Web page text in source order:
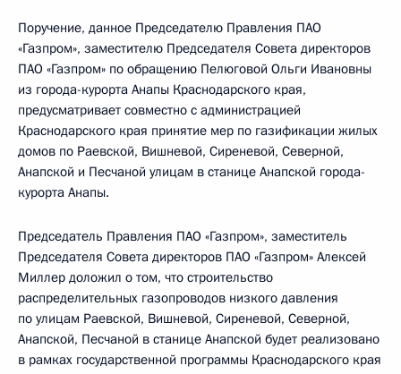
Поручение, данное Председателю Правления ПАО
«Газпром», заместителю Председателя Совета директоров
ПАО «Газпром» по обращению Пелюговой Ольги Ивановны
из города-курорта Анапы Краснодарского края,
предусматривает совместно с администрацией
Краснодарского края принятие мер по газификации жилых
домов по Раевской, Вишневой, Сиреневой, Северной,
Анапской и Песчаной улицам в станице Анапской города-
курорта Анапы.
Председатель Правления ПАО «Газпром», заместитель
Председателя Совета директоров ПАО «Газпром» Алексей
Миллер доложил о том, что строительство
распределительных газопроводов низкого давления
по улицам Раевской, Вишневой, Сиреневой, Северной,
Анапской, Песчаной в станице Анапской будет реализовано
в рамках государственной программы Краснодарского края